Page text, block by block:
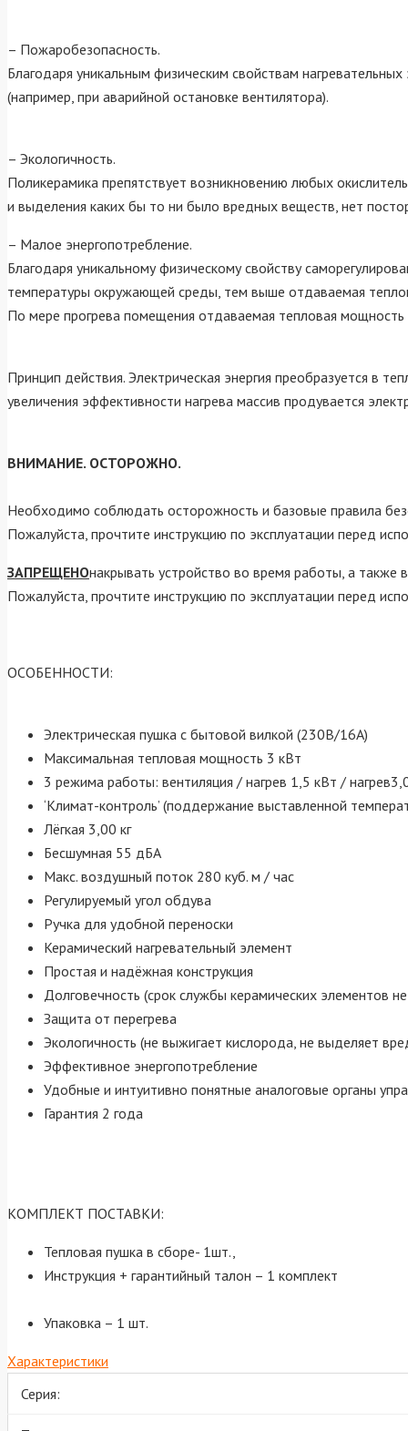
– Пожаробезопасность.
Благодаря уникальным физическим свойствам
(например, при аварийной остановке вентилятора).
– Экологичность.
Поликерамика препятствует возникновению любых
и выделения каких бы то ни было вредных веществ, нет
– Малое энергопотребление.
Благодаря уникальному физическому свойству
температуры окружающей среды, тем выше отдаваемая
По мере прогрева помещения отдаваемая тепловая
Принцип действия. Электрическая энергия преобразуется в
увеличения эффективности нагрева массив продувается
ВНИМАНИЕ. ОСТОРОЖНО.
Необходимо соблюдать осторожность и базовые правила
Пожалуйста, прочтите инструкцию по эксплуатации перед
ЗАПРЕЩЕНОнакрывать устройство во время работы, а также
Пожалуйста, прочтите инструкцию по эксплуатации перед
ОСОБЕННОСТИ:
Электрическая пушка с бытовой вилкой (230В/16А)
Максимальная тепловая мощность 3 кВт
3 режима работы: вентиляция / нагрев 1,5 кВт /
‘Климат-контроль’ (поддержание выставленной
Лёгкая 3,00 кг
Бесшумная 55 дБА
Макс. воздушный поток 280 куб. м / час
Регулируемый угол обдува
Ручка для удобной переноски
Керамический нагревательный элемент
Простая и надёжная конструкция
Долговечность (срок службы керамических элементов
Защита от перегрева
Экологичность (не выжигает кислорода, не выделяет
Эффективное энергопотребление
Удобные и интуитивно понятные аналоговые органы
Гарантия 2 года
КОМПЛЕКТ ПОСТАВКИ:
Тепловая пушка в сборе- 1шт.,
Инструкция + гарантийный талон – 1 комплект
Упаковка – 1 шт.
Характеристики
Серия: